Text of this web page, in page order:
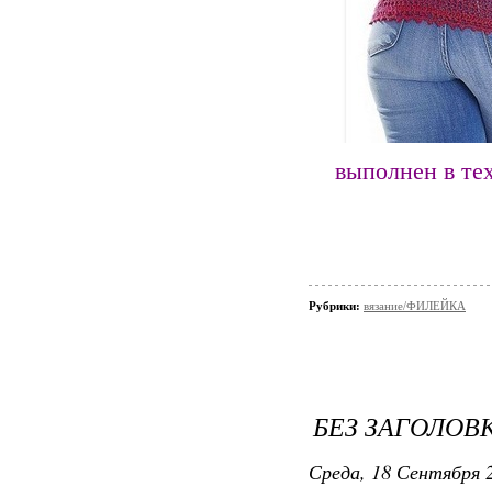
выполнен в
Рубрики: вязание/ФИЛЕЙКА
БЕЗ
Среда, 18 Сентября